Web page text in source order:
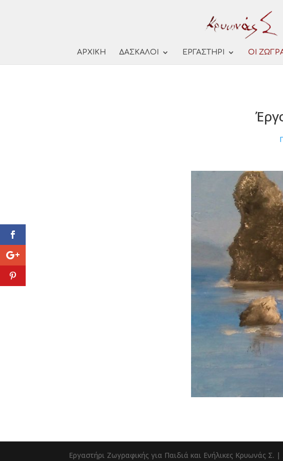
ΑΡΧΙΚΗ ΔΑΣΚΑΛΟΙ ΕΡΓΑΣΤΗΡΙ ΟΙ
Εργαστήρι Ζωγραφικής για Παιδιά και Ενήλικες Κρυωνάς Σ. |